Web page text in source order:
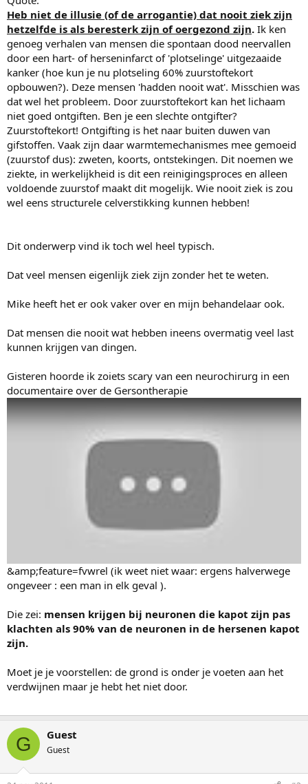
Heb niet de illusie (of de arrogantie) dat nooit ziek zijn
hetzelfde is als beresterk zijn of oergezond zijn. Ik ken
genoeg verhalen van mensen die spontaan dood neervallen
door een hart- of herseninfarct of 'plotselinge' uitgezaaide
kanker (hoe kun je nu plotseling 60% zuurstoftekort
opbouwen?). Deze mensen 'hadden nooit wat'. Misschien was
dat wel het probleem. Door zuurstoftekort kan het lichaam
niet goed ontgiften. Ben je een slechte ontgifter?
Zuurstoftekort! Ontgifting is het naar buiten duwen van
gifstoffen. Vaak zijn daar warmtemechanismes mee gemoeid
(zuurstof dus): zweten, koorts, ontstekingen. Dit noemen we
ziekte, in werkelijkheid is dit een reinigingsproces en alleen
voldoende zuurstof maakt dit mogelijk. Wie nooit ziek is zou
wel eens structurele celverstikking kunnen hebben!
Dit onderwerp vind ik toch wel heel typisch.
Dat veel mensen eigenlijk ziek zijn zonder het te weten.
Mike heeft het er ook vaker over en mijn behandelaar ook.
Dat mensen die nooit wat hebben ineens overmatig veel last
kunnen krijgen van dingen.
Gisteren hoorde ik zoiets scary van een neurochirurg in een
documentaire over de Gersontherapie
&amp;feature=fvwrel (ik weet niet waar: ergens halverwege
ongeveer : een man in elk geval ).
Die zei: mensen krijgen bij neuronen die kapot zijn pas
klachten als 90% van de neuronen in de hersenen kapot
zijn.
Moet je je voorstellen: de grond is onder je voeten aan het
verdwijnen maar je hebt het niet door.
G Guest
Guest